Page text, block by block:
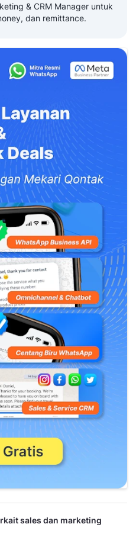
& CRM Manager untuk
dan remittance.
sales dan marketing